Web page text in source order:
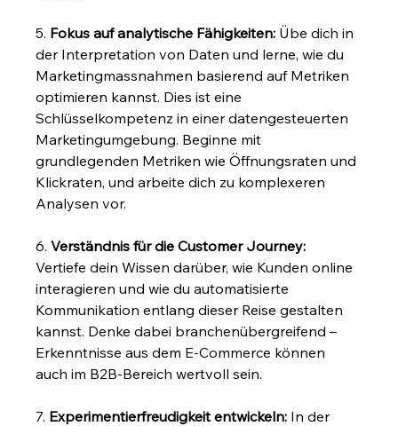
5. Fokus auf analytische Fähigkeiten: Übe dich in
der Interpretation von Daten und lerne, wie du
Marketingmassnahmen basierend auf Metriken
optimieren kannst. Dies ist eine
Schlüsselkompetenz in einer datengesteuerten
Marketingumgebung. Beginne mit
grundlegenden Metriken wie Öffnungsraten und
Klickraten, und arbeite dich zu komplexeren
Analysen vor.
6. Verständnis für die Customer Journey:
Vertiefe dein Wissen darüber, wie Kunden online
interagieren und wie du automatisierte
Kommunikation entlang dieser Reise gestalten
kannst. Denke dabei branchenübergreifend –
Erkenntnisse aus dem E-Commerce können
auch im B2B-Bereich wertvoll sein.
7. Experimentierfreudigkeit entwickeln: In der